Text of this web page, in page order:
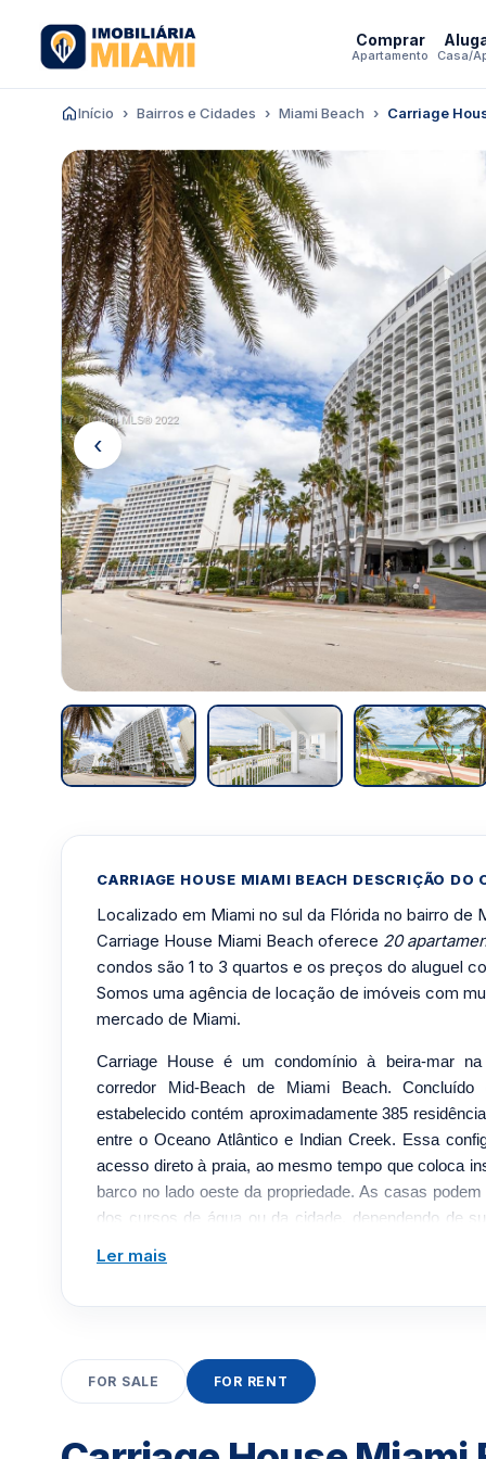
Comprar
Apartamento Casa/
Início Bairros e Cidades Miami Beach Carriage
‹
CARRIAGE HOUSE MIAMI BEACH DESCRIÇÃO DO
Localizado em Miami no sul da Flórida no bairro de
Carriage House Miami Beach oferece 20
condos são 1 to 3 quartos e os preços do aluguel
Somos uma agência de locação de imóveis com
mercado de Miami.
Carriage House é um condomínio à beira-mar
corredor Mid-Beach de Miami Beach.
estabelecido contém aproximadamente 385
entre o Oceano Atlântico e Indian Creek. Essa
acesso direto à praia, ao mesmo tempo que coloca
barco no lado oeste da propriedade. As casas
dos cursos de água ou da cidade, dependendo de
recursos verificados incluem piscina aquecida à
manobrista e recepção 24 horas ou cobertura de
posicionado próximo às opções recreativas e
disponibilidade atual da marina e as políticas
Ler mais
FOR SALE FOR RENT